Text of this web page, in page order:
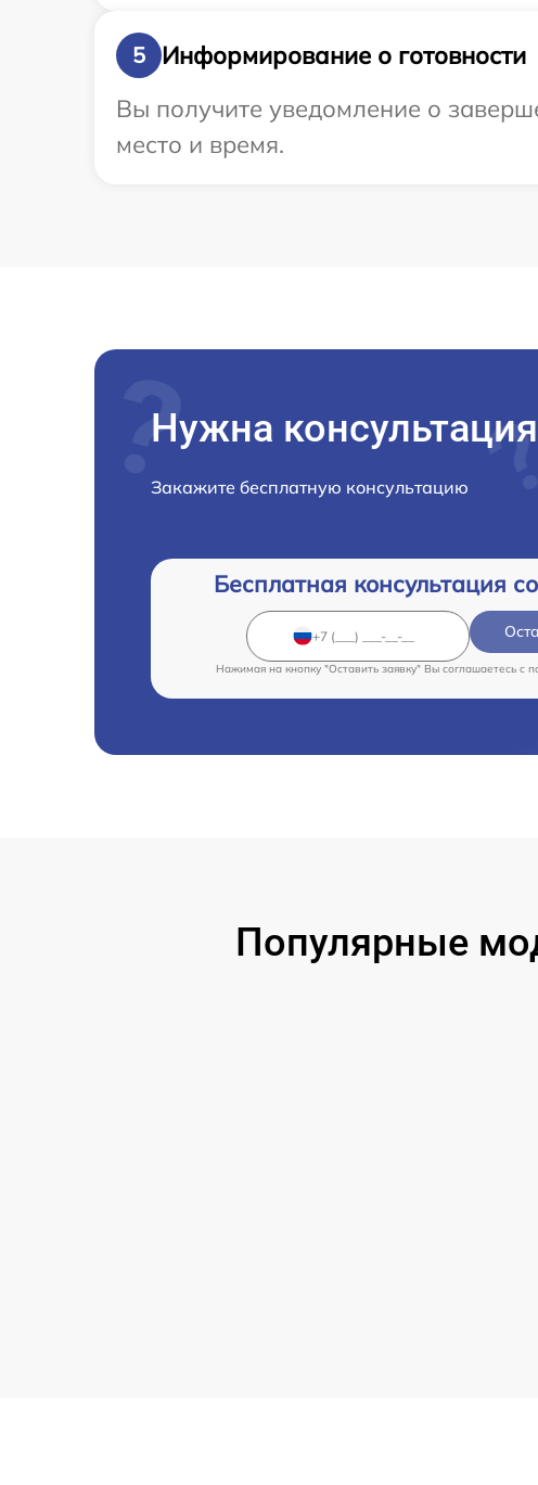
5
Информирование о готовности
Вы получите уведомление о
место и время.
Нужна
Закажите бесплатную консультацию
Бесплатная консультация
Нажимая на кнопку "Оставить заявку" Вы соглашаетесь c
Популярные